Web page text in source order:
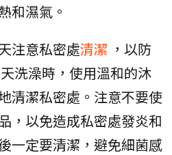
和濕氣。
注意私密處清潔 ，以防
洗澡時，使用溫和的沐
清潔私密處。注意不要使
，以免造成私密處發炎和
一定要清潔，避免細菌感